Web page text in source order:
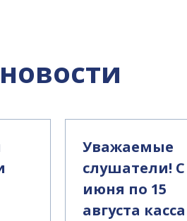
Уважаемые
слушатели! С
июня по 15
августа